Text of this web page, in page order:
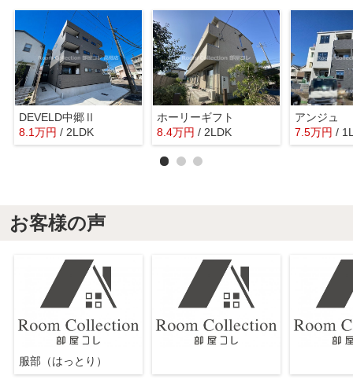
DEVELD中郷Ⅱ
8.1万円 / 2LDK
ホーリーギフト
8.4万円 / 2LDK
アンジュ
7.5万円 /
お客様の声
服部（はっとり）